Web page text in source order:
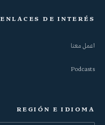
ENLACES DE INTERÉS
اعمل معنا
Podcasts
REGIÓN E IDIOMA